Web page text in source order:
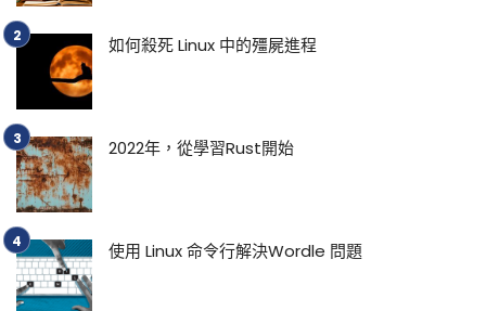
如何殺死 Linux 中的殭屍進程
2022年，從學習Rust開始
使用 Linux 命令行解決Wordle 問題